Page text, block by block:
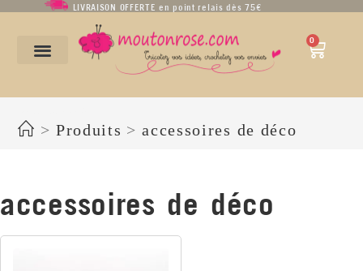
LIVRAISON OFFERTE en point relais dès 75€
0
> Produits > accessoires de déco
accessoires de déco